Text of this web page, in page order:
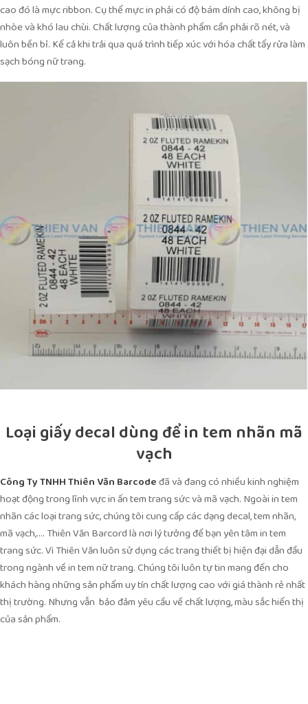
cao đó là mực ribbon. Cụ thể mực in phải có độ bám dính cao, không bị
nhòe và khó lau chùi. Chất lượng của thành phẩm cần phải rõ nét, và
luôn bền bỉ. Kể cả khi trải qua quá trình tiếp xúc với hóa chất tẩy rửa làm
sạch bóng nữ trang.
Loại giấy decal dùng để in tem nhãn mã
vạch
Công Ty TNHH Thiên Văn Barcodeđã và đang có nhiều kinh nghiệm
hoạt động trong lĩnh vực in ấn tem trang sức và mã vạch. Ngoài in tem
nhãn các loại trang sức, chúng tôi cung cấp các dạng decal, tem nhãn,
mã vạch,…. Thiên Văn Barcord là nơi lý tưởng để bạn yên tâm in tem
trang sức. Vì Thiên Văn luôn sử dụng các trang thiết bị hiện đại dẫn đầu
trong ngành về in tem nữ trang. Chúng tôi luôn tự tin mang đến cho
khách hàng những sản phẩm uy tín chất lượng cao với giá thành rẻ nhất
thị trường. Nhưng vẫn bảo đảm yêu cầu về chất lượng, màu sắc hiển thị
của sản phẩm.